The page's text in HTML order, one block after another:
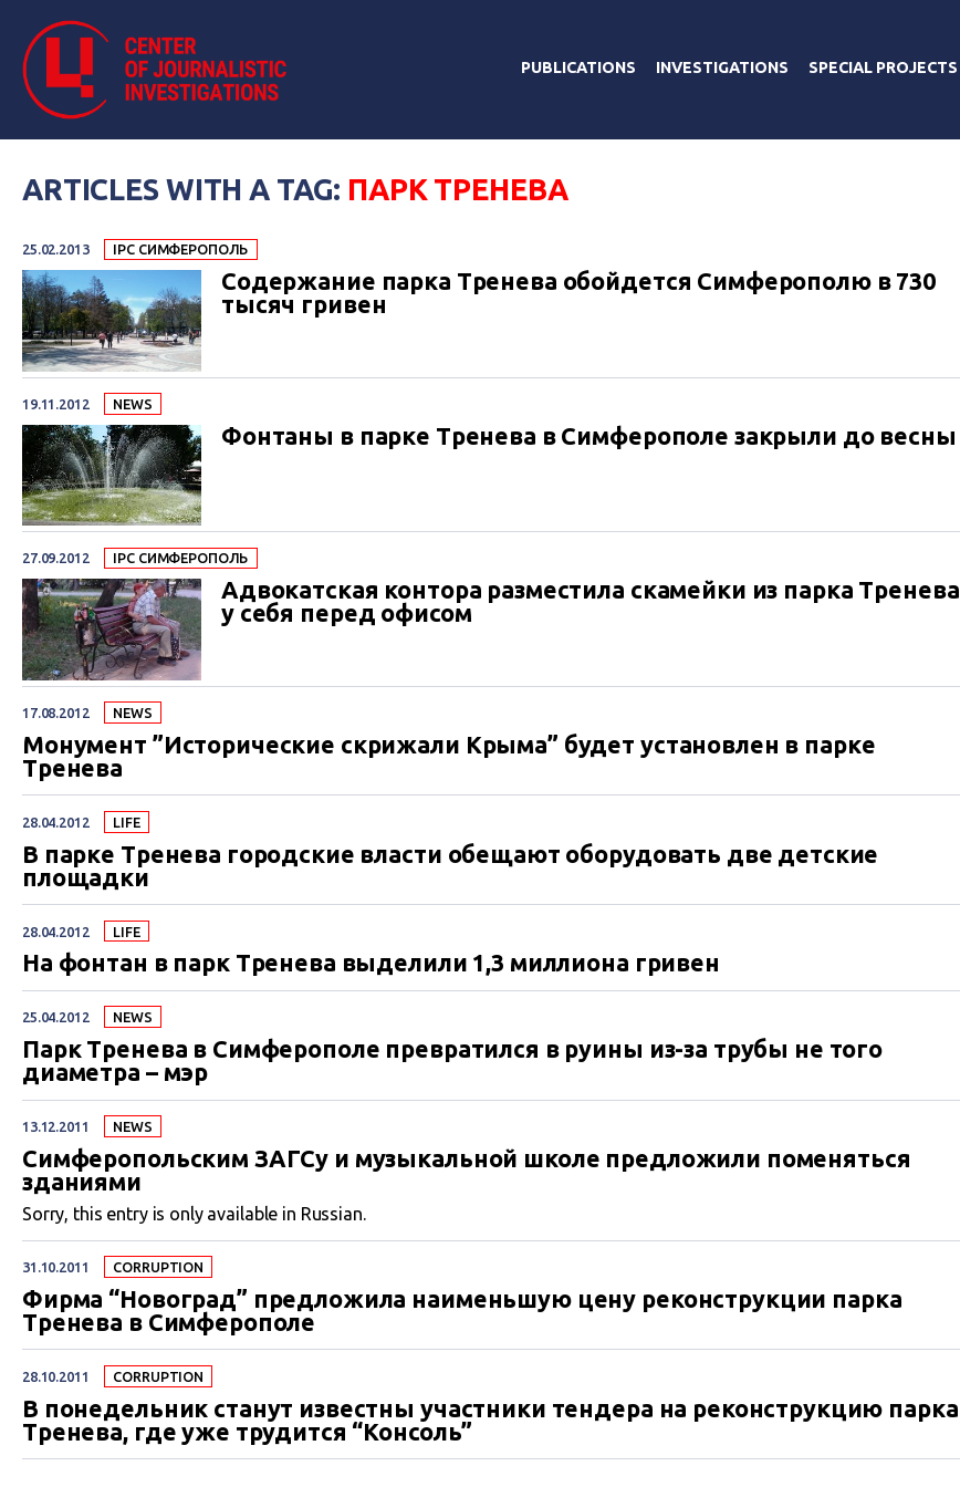
PUBLICATIONS INVESTIGATIONS SPECIAL PROJECTS
ARTICLES WITH A TAG: ПАРК ТРЕНЕВА
25.02.2013 IPC СИМФЕРОПОЛЬ
Содержание парка Тренева обойдется Симферополю в 730
тысяч гривен
19.11.2012 NEWS
Фонтаны в парке Тренева в Симферополе закрыли до весны
27.09.2012 IPC СИМФЕРОПОЛЬ
Адвокатская контора разместила скамейки из парка Тренева
у себя перед офисом
17.08.2012 NEWS
Монумент ”Исторические скрижали Крыма” будет установлен в парке
Тренева
28.04.2012 LIFE
В парке Тренева городские власти обещают оборудовать две детские
площадки
28.04.2012 LIFE
На фонтан в парк Тренева выделили 1,3 миллиона гривен
25.04.2012 NEWS
Парк Тренева в Симферополе превратился в руины из-за трубы не того
диаметра – мэр
13.12.2011 NEWS
Симферопольским ЗАГСу и музыкальной школе предложили поменяться
зданиями
Sorry, this entry is only available in Russian.
31.10.2011 СORRUPTION
Фирма “Новоград” предложила наименьшую цену реконструкции парка
Тренева в Симферополе
28.10.2011 СORRUPTION
В понедельник станут известны участники тендера на реконструкцию парка
Тренева, где уже трудится “Консоль”